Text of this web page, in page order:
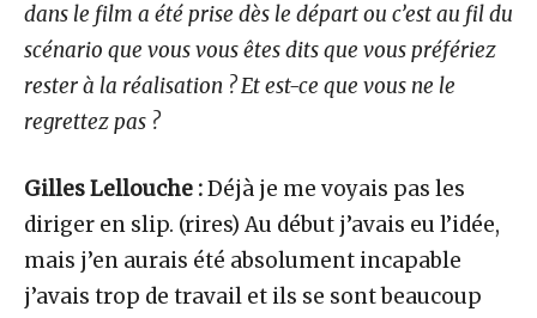
dans le film a été prise dès le départ ou c’est au fil du
scénario que vous vous êtes dits que vous préfériez
rester à la réalisation ? Et est-ce que vous ne le
regrettez pas ?
Gilles Lellouche :Déjà je me voyais pas les
diriger en slip. (rires) Au début j’avais eu l’idée,
mais j’en aurais été absolument incapable
j’avais trop de travail et ils se sont beaucoup